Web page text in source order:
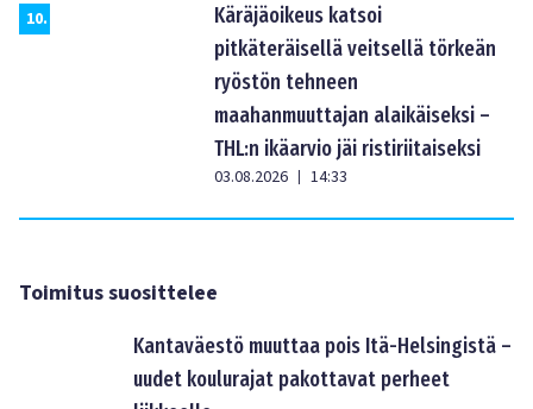
10.
Käräjäoikeus katsoi
pitkäteräisellä veitsellä törkeän
ryöstön tehneen
maahanmuuttajan alaikäiseksi –
THL:n ikäarvio jäi ristiriitaiseksi
03.08.2026 | 14:33
Toimitus suosittelee
Kantaväestö muuttaa pois Itä-Helsingistä –
uudet koulurajat pakottavat perheet